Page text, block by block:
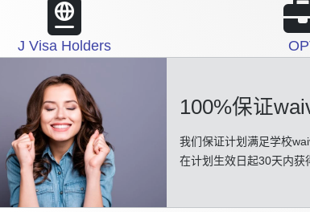
J Visa Holders
100%保证
我们保证计划满足学校
在计划生效日起30天内获